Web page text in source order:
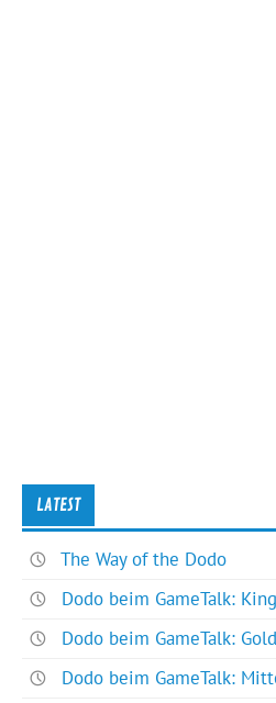
LATEST
The Way of the Dodo
Dodo beim GameTalk:
Dodo beim GameTalk:
Dodo beim GameTalk: